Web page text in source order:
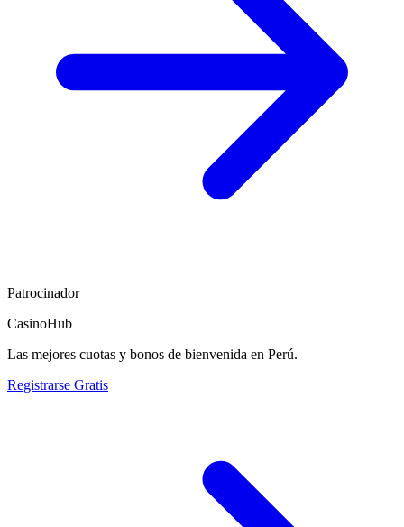
Patrocinador
CasinoHub
Las mejores cuotas y bonos de bienvenida en Perú.
Registrarse Gratis